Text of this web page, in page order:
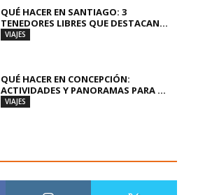
QUÉ HACER EN SANTIAGO: 3
TENEDORES LIBRES QUE DESTACAN...
VIAJES
QUÉ HACER EN CONCEPCIÓN:
ACTIVIDADES Y PANORAMAS PARA ...
VIAJES